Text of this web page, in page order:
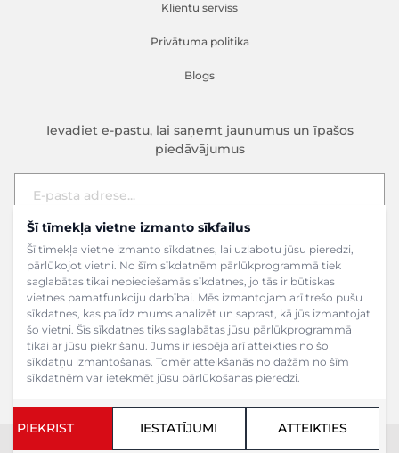
Šī tīmekļa vietne izmanto sīkfailus
Šī tīmekļa vietne izmanto sīkdatnes, lai uzlabotu jūsu pieredzi,
pārlūkojot vietni. No šīm sīkdatnēm pārlūkprogrammā tiek
saglabātas tikai nepieciešamās sīkdatnes, jo tās ir būtiskas
vietnes pamatfunkciju darbībai. Mēs izmantojam arī trešo pušu
sīkdatnes, kas palīdz mums analizēt un saprast, kā jūs izmantojat
šo vietni. Šīs sīkdatnes tiks saglabātas jūsu pārlūkprogrammā
tikai ar jūsu piekrišanu. Jums ir iespēja arī atteikties no šo
sīkdatņu izmantošanas. Tomēr atteikšanās no dažām no šīm
sīkdatnēm var ietekmēt jūsu pārlūkošanas pieredzi.
PIEKRIST IESTATĪJUMI ATTEIKTIES
Klientu serviss
Privātuma politika
Blogs
Ievadiet e-pastu, lai saņemt jaunumus un īpašos
piedāvājumus
E-pasta adrese
Pieteikties